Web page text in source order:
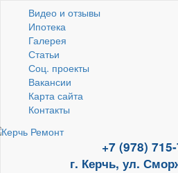
Видео и отзывы
Ипотека
Галерея
Статьи
Соц. проекты
Вакансии
Карта сайта
Контакты
+7 (978)
г. Керчь, ул.